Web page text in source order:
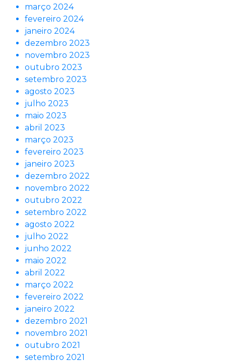
março 2024
fevereiro 2024
janeiro 2024
dezembro 2023
novembro 2023
outubro 2023
setembro 2023
agosto 2023
julho 2023
maio 2023
abril 2023
março 2023
fevereiro 2023
janeiro 2023
dezembro 2022
novembro 2022
outubro 2022
setembro 2022
agosto 2022
julho 2022
junho 2022
maio 2022
abril 2022
março 2022
fevereiro 2022
janeiro 2022
dezembro 2021
novembro 2021
outubro 2021
setembro 2021